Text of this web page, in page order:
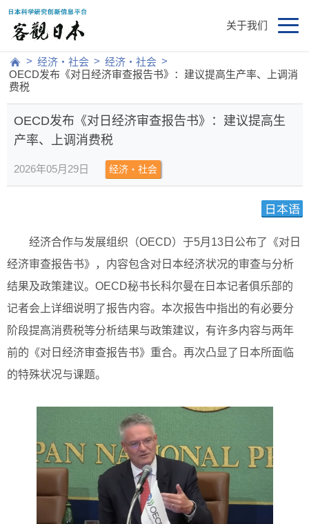
关于我们
> 经济・社会 > 经济・社会 >
OECD发布《对日经济审查报告书》：建议提高生产率、上调消
费税
OECD发布《对日经济审查报告书》：建议提高生
产率、上调消费税
2026年05月29日 经济・社会
经济合作与发展组织（OECD）于5月13日公布了《对日
经济审查报告书》，内容包含对日本经济状况的审查与分析
结果及政策建议。OECD秘书长科尔曼在日本记者俱乐部的
记者会上详细说明了报告内容。本次报告中指出的有必要分
阶段提高消费税等分析结果与政策建议，有许多内容与两年
前的《对日经济审查报告书》重合。再次凸显了日本所面临
的特殊状况与课题。